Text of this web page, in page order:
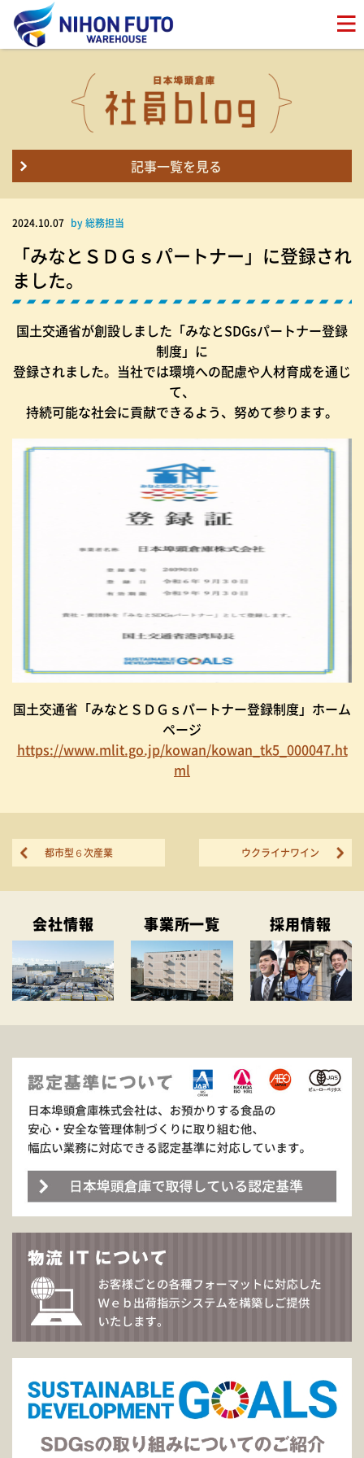
記事一覧を見る
2024.10.07 by 総務担当
「みなとＳＤＧｓパートナー」に登録され
ました。
国土交通省が創設しました「みなとSDGsパートナー登録
制度」に
登録されました。当社では環境への配慮や人材育成を通じ
て、
持続可能な社会に貢献できるよう、努めて参ります。
国土交通省「みなとＳＤＧｓパートナー登録制度」ホーム
ページ
https://www.mlit.go.jp/kowan/kowan_tk5_000047.ht
ml
都市型６次産業 ウクライナワイン
会社情報 事業所一覧 採用情報